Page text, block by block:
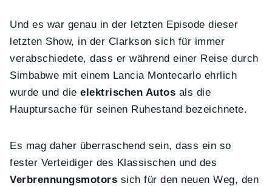
Und es war genau in der letzten Episode dieser
letzten Show, in der Clarkson sich für immer
verabschiedete, dass er während einer Reise durch
Simbabwe mit einem Lancia Montecarlo ehrlich
wurde und dieelektrischen Autos als die
Hauptursache für seinen Ruhestand bezeichnete.
Es mag daher überraschend sein, dass ein so
fester Verteidiger des Klassischen und des
Verbrennungsmotors sich für den neuen Weg, den